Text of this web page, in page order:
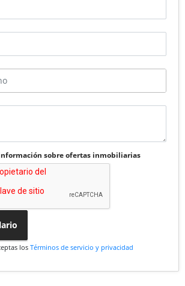
sobre ofertas inmobiliarias
los Términos de servicio y privacidad